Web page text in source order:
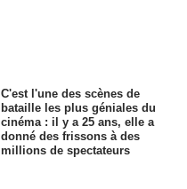
C'est l'une des scènes de
bataille les plus géniales du
cinéma : il y a 25 ans, elle a
donné des frissons à des
millions de spectateurs